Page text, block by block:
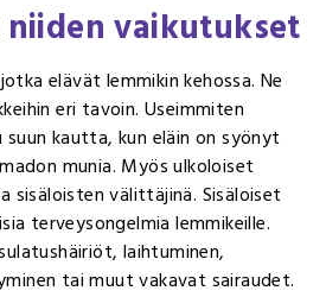
niiden vaikutukset
elävät lemmikin kehossa. Ne
eri tavoin. Useimmiten
kautta, kun eläin on syönyt
munia. Myös ulkoloiset
sisäloisten välittäjinä. Sisäloiset
terveysongelmia lemmikeille.
laihtuminen,
tai muut vakavat sairaudet.